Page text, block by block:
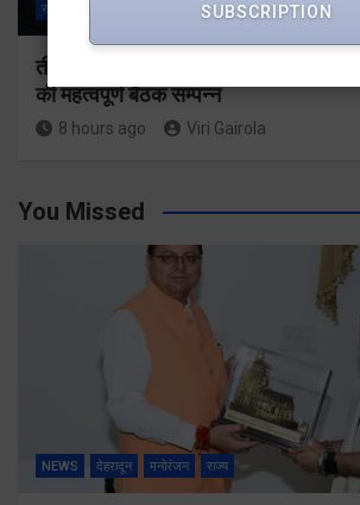
राज्य
तीसरी बार सरकार के संकल्प पर भाजपा
की महत्वपूर्ण बैठक सम्पन्न
8 hours ago Viri Gairola
You Missed
NEWS देहरादून मनोरंजन राज्य
SUBSCRIPTION